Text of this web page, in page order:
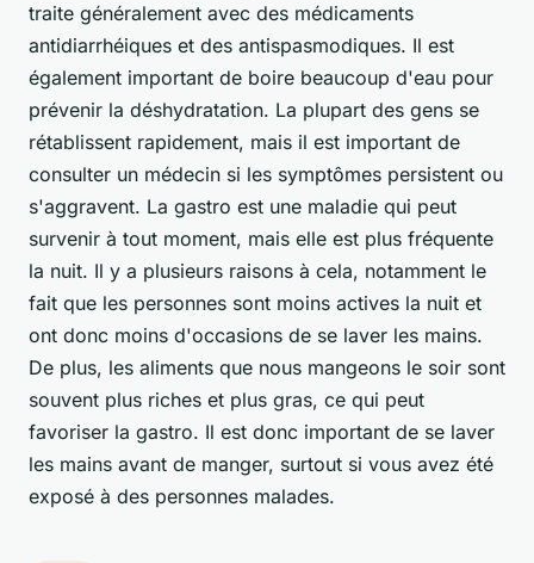
traite généralement avec des médicaments
antidiarrhéiques et des antispasmodiques. Il est
également important de boire beaucoup d'eau pour
prévenir la déshydratation. La plupart des gens se
rétablissent rapidement, mais il est important de
consulter un médecin si les symptômes persistent ou
s'aggravent. La gastro est une maladie qui peut
survenir à tout moment, mais elle est plus fréquente
la nuit. Il y a plusieurs raisons à cela, notamment le
fait que les personnes sont moins actives la nuit et
ont donc moins d'occasions de se laver les mains.
De plus, les aliments que nous mangeons le soir sont
souvent plus riches et plus gras, ce qui peut
favoriser la gastro. Il est donc important de se laver
les mains avant de manger, surtout si vous avez été
exposé à des personnes malades.